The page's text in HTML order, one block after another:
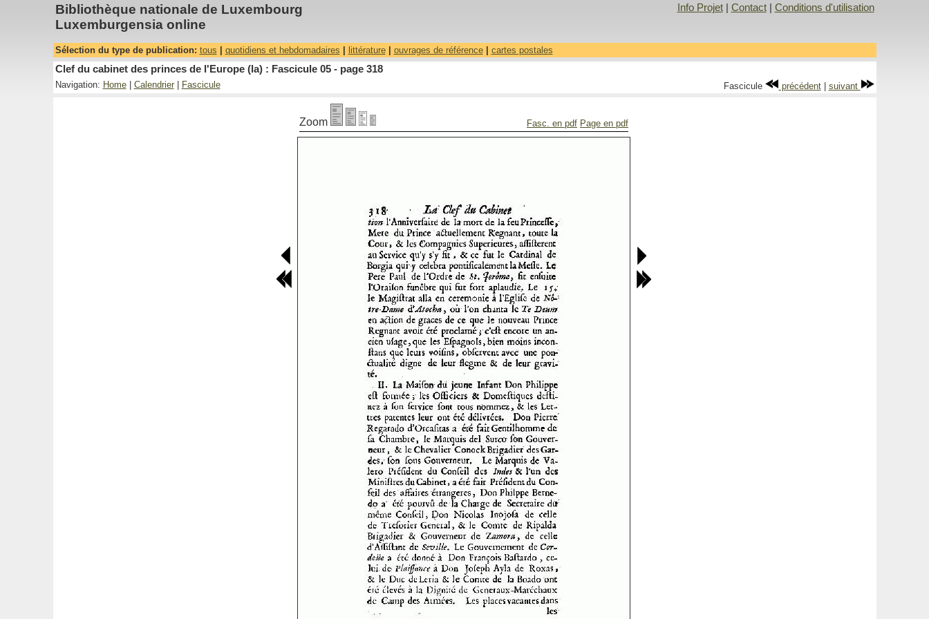
Bibliothèque nationale de Luxembourg
Luxemburgensia online
Info Projet| Contact| Conditions d'utilisation
Sélection du type de publication: tous quotidiens et hebdomadaires littérature| ouvrages de référence| cartes postales
Clef du cabinet des princes de l'Europe (la) : Fascicule 05 - page 318
Navigation: Home| Calendrier| Fascicule Fascicule précédent| suivant
Zoom Fasc. en pdf Page en pdf